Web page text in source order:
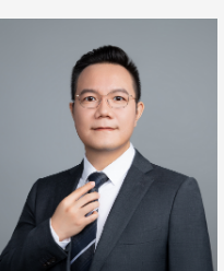
域，如盗窃罪、诈骗罪、敲诈勒索
罪、寻衅滋事罪、绑架罪、非法拘禁
罪、故意伤害罪、帮信罪、掩隐罪、
强制猥亵类犯罪、制作、传播淫秽物
品牟利罪、聚众淫乱、组织卖淫、介
绍卖淫等涉黄类犯罪、赌博罪、开设
赌场罪、销假罪、销伪罪、妨害药品
管理罪、虚开发票罪、破坏计算机信
息系统罪、组织考试作弊罪、污染环
境罪、强奸罪，销售假药罪，非法经
营罪，非法利用信息网络罪，销售非
法制作的商标标识罪等。